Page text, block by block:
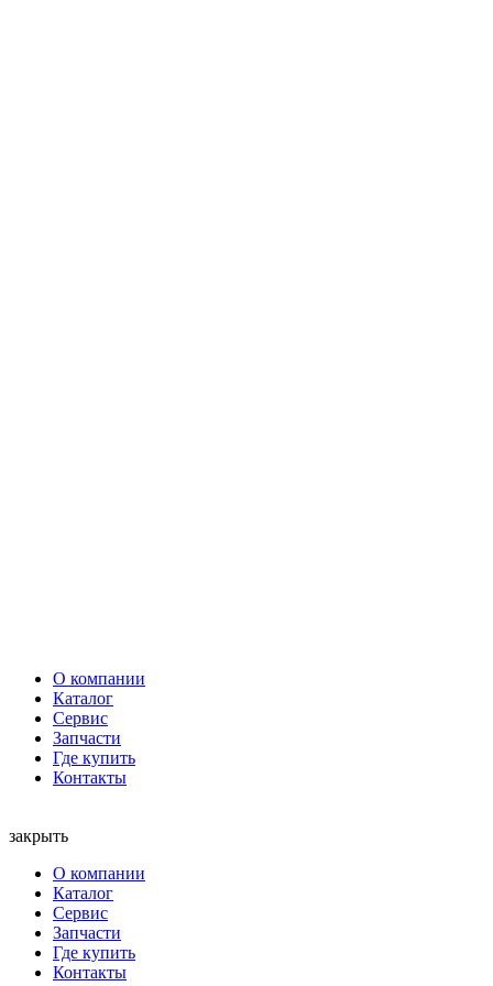
О компании
Каталог
Сервис
Запчасти
Где купить
Контакты
закрыть
О компании
Каталог
Сервис
Запчасти
Где купить
Контакты